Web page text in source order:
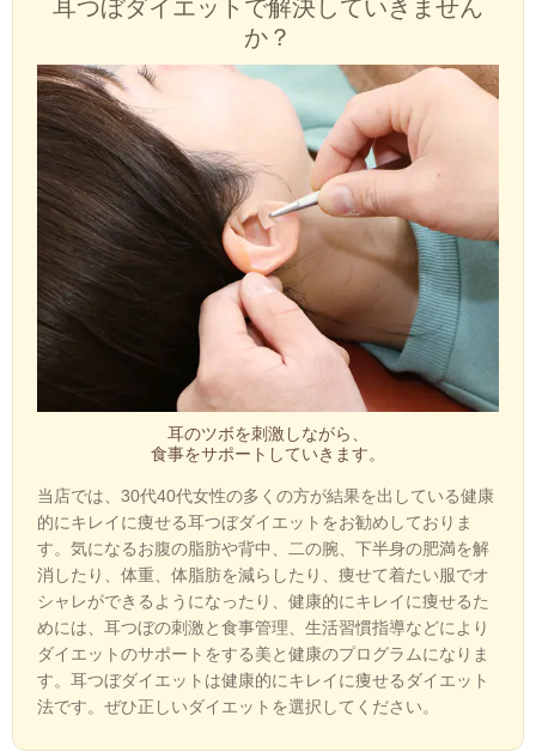
耳つぼダイエットで解決していきません
か？
耳のツボを刺激しながら、
食事をサポートしていきます。
当店では、30代40代女性の多くの方が結果を出している健康
的にキレイに痩せる耳つぼダイエット をお勧めしておりま
す。気になるお腹の脂肪や背中、二の腕、下半身の肥満を解
消したり
、体重、体脂肪を減らしたり、痩せて着たい服でオ
シャレができるようになったり、健康的にキレイに痩せるた
めには、 耳つぼの刺激と食事管理、生活習慣指導などにより
ダイエットのサポートをする美と健康のプログラムになりま
す。耳つぼダイエットは健康的にキレイに痩せるダイエット
法です。ぜひ正しいダイエットを選択してください。